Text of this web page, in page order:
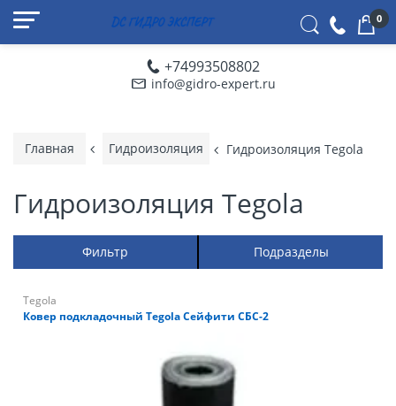
+74993508802
info@gidro-expert.ru
0
Главная Гидроизоляция Гидроизоляция Tegola
Гидроизоляция Tegola
Фильтр Подразделы
Tegola
Ковер подкладочный Tegola Сейфити СБС-2